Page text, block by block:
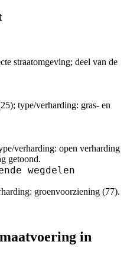
straatomgeving; deel van de
type/verharding: gras- en
verharding: open verharding
getoond.
wegdelen
groenvoorziening (77).
in